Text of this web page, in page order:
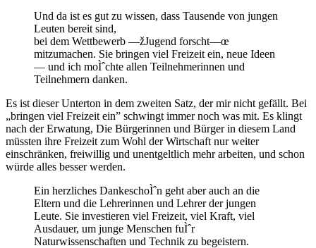
Und da ist es gut zu wissen, dass Tausende von jungen
Leuten bereit sind,
bei dem Wettbewerb —žJugend forscht—œ
mitzumachen. Sie bringen viel Freizeit ein, neue Ideen
— und ich moÌˆchte allen Teilnehmerinnen und
Teilnehmern danken.
Es ist dieser Unterton in dem zweiten Satz, der mir nicht gefällt. Bei
„bringen viel Freizeit ein” schwingt immer noch was mit. Es klingt
nach der Erwatung, Die Bürgerinnen und Bürger in diesem Land
müssten ihre Freizeit zum Wohl der Wirtschaft nur weiter
einschränken, freiwillig und unentgeltlich mehr arbeiten, und schon
würde alles besser werden.
Ein herzliches DankeschoÌˆn geht aber auch an die
Eltern und die Lehrerinnen und Lehrer der jungen
Leute. Sie investieren viel Freizeit, viel Kraft, viel
Ausdauer, um junge Menschen fuÌˆr
Naturwissenschaften und Technik zu begeistern.